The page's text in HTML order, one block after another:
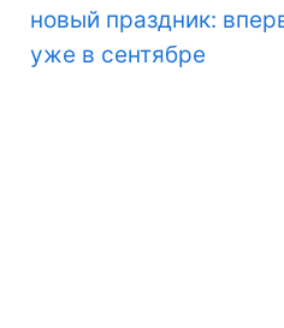
новый праздник:
уже в сентябре